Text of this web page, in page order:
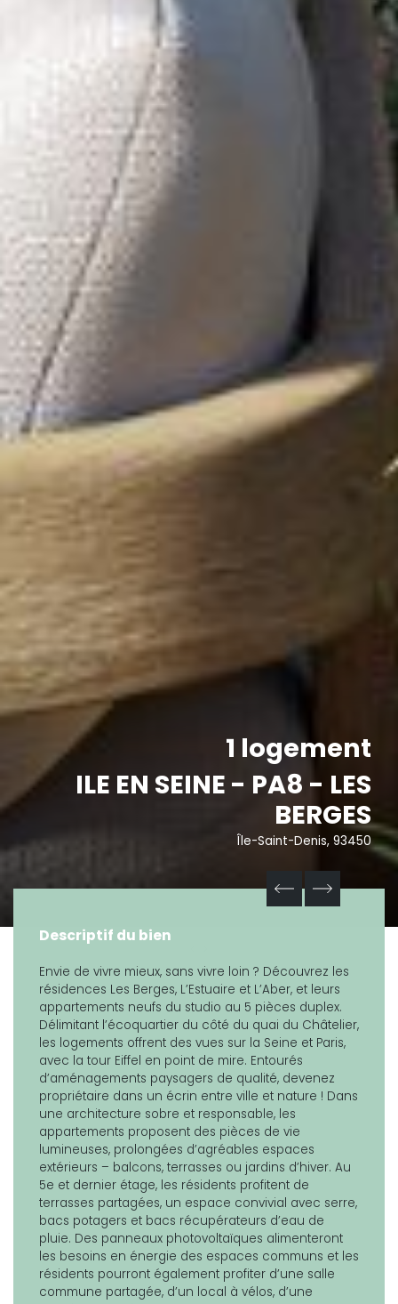
1 logement
ILE EN SEINE - PA8 - LES
BERGES
Île-Saint-Denis, 93450
Descriptif du bien
Envie de vivre mieux, sans vivre loin ? Découvrez les
résidences Les Berges, L’Estuaire et L’Aber, et leurs
appartements neufs du studio au 5 pièces duplex.
Délimitant l’écoquartier du côté du quai du Châtelier,
les logements offrent des vues sur la Seine et Paris,
avec la tour Eiffel en point de mire. Entourés
d’aménagements paysagers de qualité, devenez
propriétaire dans un écrin entre ville et nature ! Dans
une architecture sobre et responsable, les
appartements proposent des pièces de vie
lumineuses, prolongées d’agréables espaces
extérieurs – balcons, terrasses ou jardins d’hiver. Au
5e et dernier étage, les résidents profitent de
terrasses partagées, un espace convivial avec serre,
bacs potagers et bacs récupérateurs d’eau de
pluie. Des panneaux photovoltaïques alimenteront
les besoins en énergie des espaces communs et les
résidents pourront également profiter d’une salle
commune partagée, d’un local à vélos, d’une